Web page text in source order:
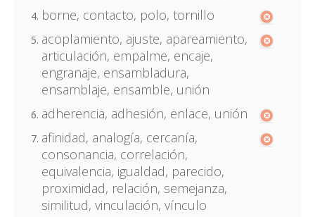
borne, contacto, polo, tornillo
acoplamiento, ajuste, apareamiento,
articulación, empalme, encaje,
engranaje, ensambladura,
ensamblaje, ensamble, unión
adherencia, adhesión, enlace, unión
afinidad, analogía, cercanía,
consonancia, correlación,
equivalencia, igualdad, parecido,
proximidad, relación, semejanza,
similitud, vinculación, vínculo